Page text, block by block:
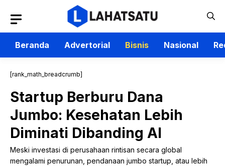
isi
Beranda
Advertorial Bisnis Nasional
[rank_math_breadcrumb]
Startup Berburu Dana
Jumbo: Kesehatan Lebih
Diminati Dibanding AI
Meski investasi di perusahaan rintisan secara global
mengalami penurunan, pendanaan jumbo startup, atau lebih